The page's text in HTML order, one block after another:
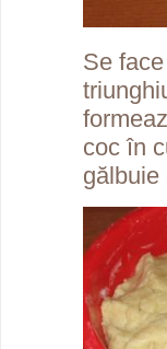
Se
coc în
gălbuie